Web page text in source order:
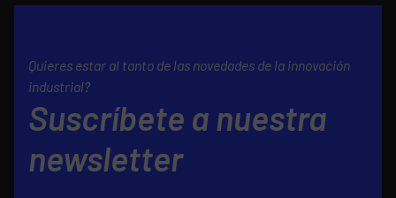
Quieres estar al tanto de las novedades de la innovación
industrial?
Suscríbete a nuestra
newsletter